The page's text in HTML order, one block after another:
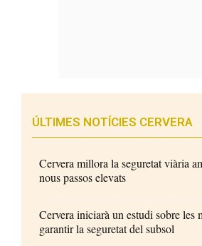
ÚLTIMES NOTÍCIES CERVERA
Cervera millora la seguretat viària
nous passos elevats
Cervera iniciarà un estudi sobre les
garantir la seguretat del subsol